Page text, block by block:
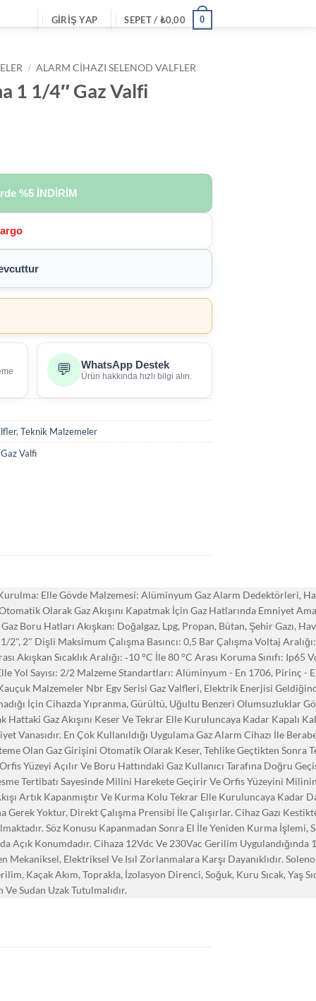
GIRIŞ YAP SEPET / ₺0,00 0
/ ALARM CIHAZI SELENOD VALFLER
1 1/4″ Gaz Valfi
%5 İNDİRİM
💬 WhatsApp Destek
Ürün hakkında hızlı bilgi alın.
, Teknik Malzemeler
Valfi
Elle Gövde Malzemesi: Alüminyum Gaz Alarm Dedektörleri,
Olarak Gaz Akışını Kapatmak İçin Gaz Hatlarında Emniyet
Boru Hatları Akışkan: Doğalgaz, Lpg, Propan, Bütan, Şehir Gazı,
2" Dişli Maksimum Çalışma Basıncı: 0,5 Bar Çalışma Voltaj
Sıcaklık Aralığı: ‐10 °C İle 80 °C Arası Koruma Sınıfı: Ip65
Yol Sayısı: 2/2 Malzeme Standartları: Alüminyum - En 1706, Pirinç -
Malzemeler Nbr Egv Serisi Gaz Valfleri, Elektrik Enerjisi
İçin Cihazda Yıpranma, Gürültü, Uğultu Benzeri Olumsuzluklar
Gaz Akışını Keser Ve Tekrar Elle Kuruluncaya Kadar Kapalı
Vanasıdır. En Çok Kullanıldığı Uygulama Gaz Alarm Cihazı İle
Olan Gaz Girişini Otomatik Olarak Keser, Tehlike Geçtikten Sonra
Yüzeyi Açılır Ve Boru Hattındaki Gaz Kullanıcı Tarafına Doğru
Tertibatı Sayesinde Milini Harekete Geçirir Ve Orfis Yüzeyini
Artık Kapanmıştır Ve Kurma Kolu Tekrar Elle Kuruluncaya Kadar
Yoktur, Direkt Çalışma Prensibi İle Çalışırlar. Cihaz Gazı
Söz Konusu Kapanmadan Sonra El İle Yeniden Kurma İşlemi,
Açık Konumdadır. Cihaza 12Vdc Ve 230Vac Gerilim Uygulandığında
Elektriksel Ve Isıl Zorlanmalara Karşı Dayanıklıdır.
Kaçak Akım, Toprakla, İzolasyon Direnci, Soğuk, Kuru Sıcak, Yaş
Sudan Uzak Tutulmalıdır.